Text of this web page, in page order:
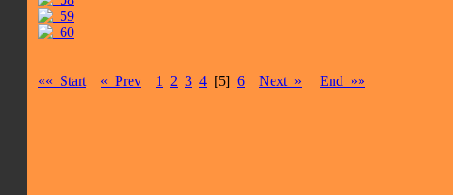
«« Start « Prev 1 2 3 4 [5] 6 Next » End »»